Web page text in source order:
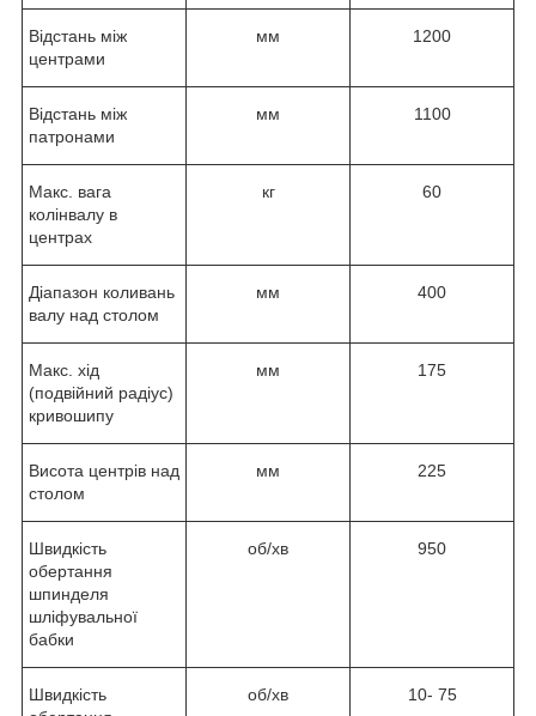
Відстань між
центрами
мм 1200
Відстань між
патронами
мм 1100
Макс. вага
колінвалу в
центрах
кг 60
Діапазон коливань
валу над столом
мм 400
Макс. хід
(подвійний радіус)
кривошипу
мм 175
Висота центрів над
столом
мм 225
Швидкість
обертання
шпинделя
шліфувальної
бабки
об/хв 950
Швидкість
об/хв 10- 75